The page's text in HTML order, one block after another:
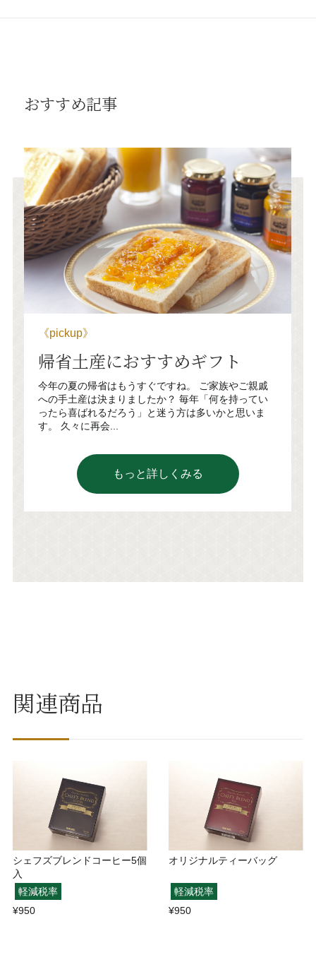
おすすめ記事
《pickup》
帰省土産におすすめギフト
今年の夏の帰省はもうすぐですね。 ご家族やご親戚
への手土産は決まりましたか？ 毎年「何を持ってい
ったら喜ばれるだろう」と迷う方は多いかと思いま
す。 久々に再会...
もっと詳しくみる
関連商品
シェフズブレンドコーヒー5個
入
軽減税率
¥950
オリジナルティーバッグ
軽減税率
¥950